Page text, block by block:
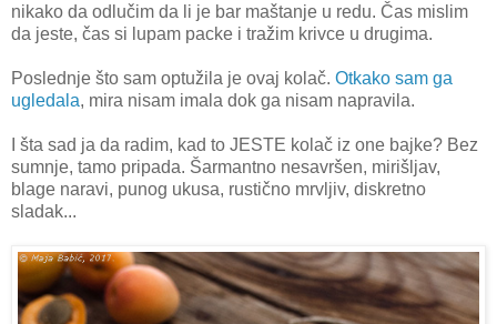
nikako da odlučim da li je bar maštanje u redu. Čas mislim
da jeste, čas si lupam packe i tražim krivce u drugima.
Poslednje što sam optužila je ovaj kolač. Otkako sam ga
ugledala, mira nisam imala dok ga nisam napravila.
I šta sad ja da radim, kad to JESTE kolač iz one bajke? Bez
sumnje, tamo pripada. Šarmantno nesavršen, mirišljav,
blage naravi, punog ukusa, rustično mrvljiv, diskretno
sladak...